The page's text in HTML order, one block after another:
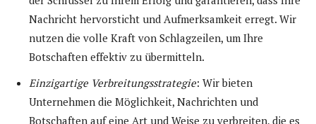
Nachricht hervorsticht und Aufmerksamkeit erregt. Wir
nutzen die volle Kraft von Schlagzeilen, um Ihre
Botschaften effektiv zu übermitteln.
Einzigartige Verbreitungsstrategie: Wir bieten
Unternehmen die Möglichkeit, Nachrichten und
Botschaften auf eine Art und Weise zu verbreiten, die es